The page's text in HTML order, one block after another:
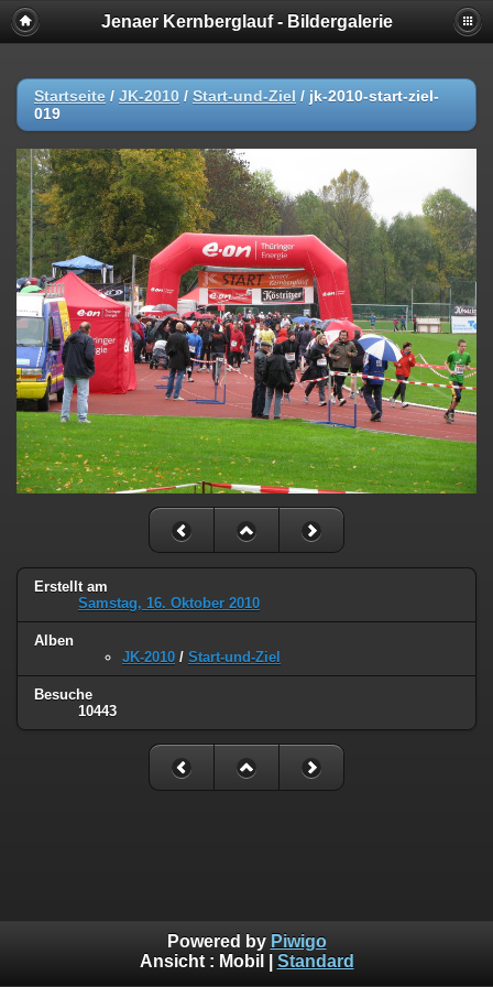
Jenaer Kernberglauf - Bildergalerie
Startseite / JK-2010 / Start-und-Ziel / jk-2010-start-ziel-
019
Erstellt am
Samstag, 16. Oktober 2010
Alben
JK-2010 / Start-und-Ziel
Besuche
10443
Powered by Piwigo
Ansicht : Mobil Standard